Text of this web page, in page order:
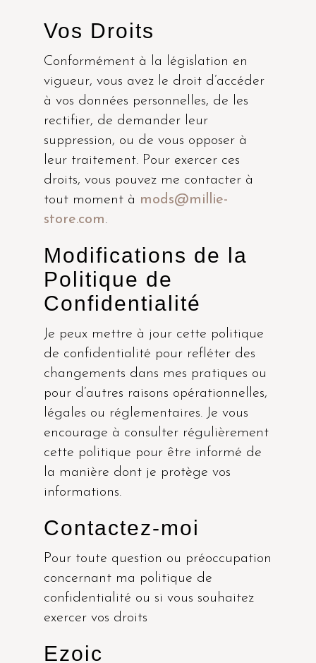
Vos Droits
Conformément à la législation en
vigueur, vous avez le droit d’accéder
à vos données personnelles, de les
rectifier, de demander leur
suppression, ou de vous opposer à
leur traitement. Pour exercer ces
droits, vous pouvez me contacter à
tout moment à mods@millie-
store.com.
Modifications de la
Politique de
Confidentialité
Je peux mettre à jour cette politique
de confidentialité pour refléter des
changements dans mes pratiques ou
pour d’autres raisons opérationnelles,
légales ou réglementaires. Je vous
encourage à consulter régulièrement
cette politique pour être informé de
la manière dont je protège vos
informations.
Contactez-moi
Pour toute question ou préoccupation
concernant ma politique de
confidentialité ou si vous souhaitez
exercer vos droits
Ezoic